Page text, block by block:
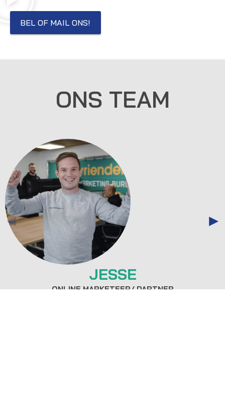
BEL OF MAIL ONS!
ONS TEAM
JESSE
ONLINE MARKETEER/ PARTNER